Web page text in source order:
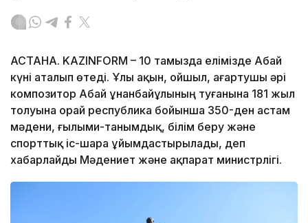
АСТАНА. KAZINFORM – 10 тамызда елімізде Абай
күні аталып өтеді. Ұлы ақын, ойшыл, ағартушы әрі
композитор Абай Құнанбайұлының туғанына 181 жыл
толуына орай республика бойынша 350-ден астам
мәдени, ғылыми-танымдық, білім беру және
спорттық іс-шара ұйымдастырылады, деп
хабарлайды Мәдениет және ақпарат министрлігі.